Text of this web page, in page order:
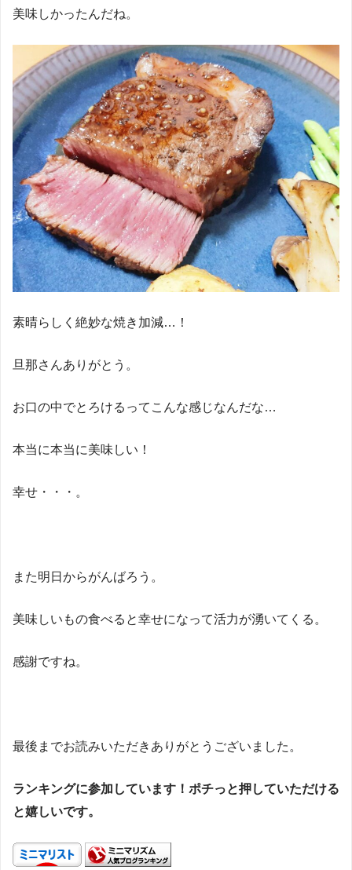
美味しかったんだね。
素晴らしく絶妙な焼き加減…！
旦那さんありがとう。
お口の中でとろけるってこんな感じなんだな…
本当に本当に美味しい！
幸せ・・・。
また明日からがんばろう。
美味しいもの食べると幸せになって活力が湧いてくる。
感謝ですね。
最後までお読みいただきありがとうございました。
ランキングに参加しています！ポチっと押していただける
と嬉しいです。